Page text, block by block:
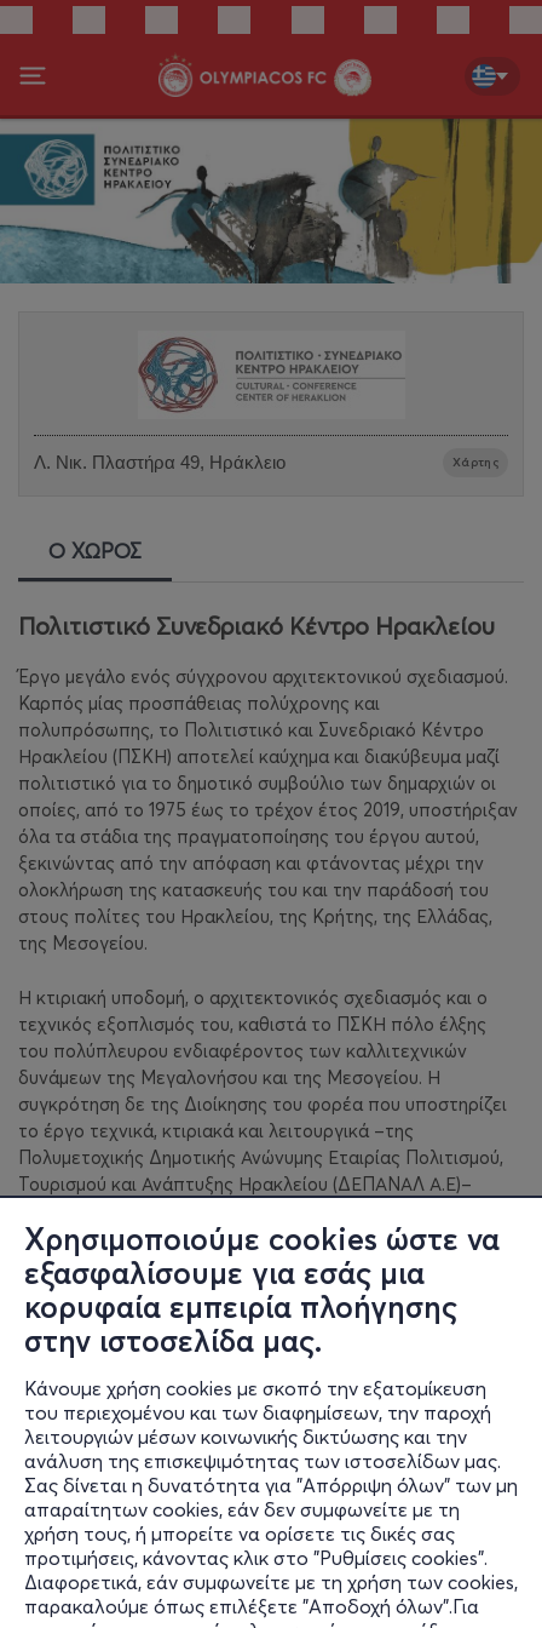
Χρησιμοποιούμε cookies ώστε να
εξασφαλίσουμε για εσάς μια
κορυφαία εμπειρία πλοήγησης
στην ιστοσελίδα μας.
Κάνουμε χρήση cookies με σκοπό την εξατομίκευση
του περιεχομένου και των διαφημίσεων, την παροχή
λειτουργιών μέσων κοινωνικής δικτύωσης και την
ανάλυση της επισκεψιμότητας των ιστοσελίδων μας.
Σας δίνεται η δυνατότητα για "Απόρριψη όλων" των μη
απαραίτητων cookies, εάν δεν συμφωνείτε με τη
χρήση τους, ή μπορείτε να ορίσετε τις δικές σας
προτιμήσεις, κάνοντας κλικ στο "Ρυθμίσεις cookies".
Διαφορετικά, εάν συμφωνείτε με τη χρήση των cookies,
παρακαλούμε όπως επιλέξετε "Αποδοχή όλων".Για
Λ. Νικ. Πλαστήρα 49, Ηράκλειο Χάρτης
Ο ΧΩΡΟΣ
Πολιτιστικό Συνεδριακό Κέντρο Ηρακλείου
Έργο μεγάλο ενός σύγχρονου αρχιτεκτονικού σχεδιασμού.
Καρπός μίας προσπάθειας πολύχρονης και
πολυπρόσωπης, το Πολιτιστικό και Συνεδριακό Κέντρο
Ηρακλείου (ΠΣΚΗ) αποτελεί καύχημα και διακύβευμα μαζί
πολιτιστικό για το δημοτικό συμβούλιο των δημαρχιών οι
οποίες, από το 1975 έως το τρέχον έτος 2019, υποστήριξαν
όλα τα στάδια της πραγματοποίησης του έργου αυτού,
ξεκινώντας από την απόφαση και φτάνοντας μέχρι την
ολοκλήρωση της κατασκευής του και την παράδοσή του
στους πολίτες του Ηρακλείου, της Κρήτης, της Ελλάδας,
της Μεσογείου.
Η κτιριακή υποδομή, ο αρχιτεκτονικός σχεδιασμός και ο
τεχνικός εξοπλισμός του, καθιστά το ΠΣΚΗ πόλο έλξης
του πολύπλευρου ενδιαφέροντος των καλλιτεχνικών
δυνάμεων της Μεγαλονήσου και της Μεσογείου. Η
συγκρότηση δε της Διοίκησης του φορέα που υποστηρίζει
το έργο τεχνικά, κτιριακά και λειτουργικά –της
Πολυμετοχικής Δημοτικής Ανώνυμης Εταιρίας Πολιτισμού,
Τουρισμού και Ανάπτυξης Ηρακλείου (ΔΕΠΑΝΑΛ Α.Ε)–
πρώτου Δημοτικού Συμβουλίου της πόλης του Ηρακλείου,
το οποίο το 1975, υπό την προεδρία του τότε δημάρχου,
Μανόλη Καρέλλη, οραματίστηκε την δημιουργία ενός
κέντρου μαζί και άξονα πολιτισμού, που θα
λειτουργεί ενοποιητικά στη σύμπραξη λόγου και πολιτισμού
Όραμα, κρυφή ευχή, φιλοδοξία, καύχημα και ανάγκη που
μπολιάστηκε από τη ματιά όσων ακολούθησαν και
επικουρικά εμπλούτισαν τον αρχικό σχεδιασμό του, το
πολιτιστικό κέντρο που οραματίστηκαν οι πολίτες του
Ηρακλείου ανοίγει τις πόρτες του διάπλατα και σας
καλωσορίζει.